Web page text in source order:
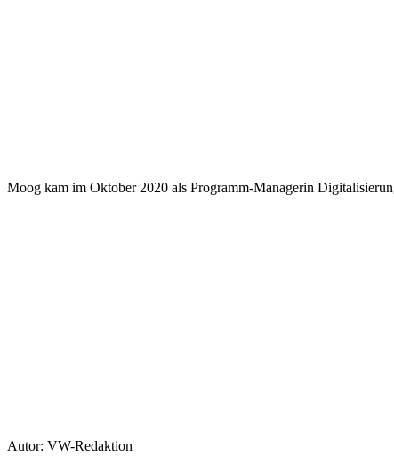
Moog kam im Oktober 2020 als Programm-Managerin
Autor: VW-Redaktion